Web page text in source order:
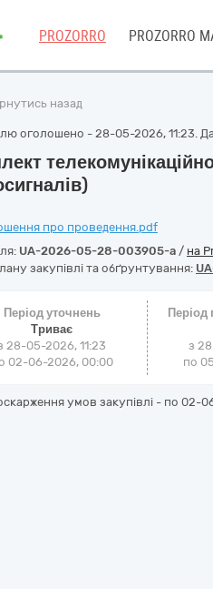
PROZORRO PROZORRO
назад
оголошено - 28-05-2026, 11:23.
про проведення.pdf
UA-2026-05-28-003905-a / на
закупівлі та обґрунтування:
Період уточнень
Триває
28-05-2026, 11:23
02-06-2026, 00:00
Період
з
по
умов закупівлі - по 02-